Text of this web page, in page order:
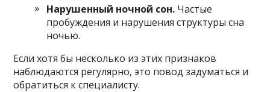
Нарушенный ночной сон. Частые
пробуждения и нарушения структуры сна
ночью.
Если хотя бы несколько из этих признаков
наблюдаются регулярно, это повод задуматься и
обратиться к специалисту.